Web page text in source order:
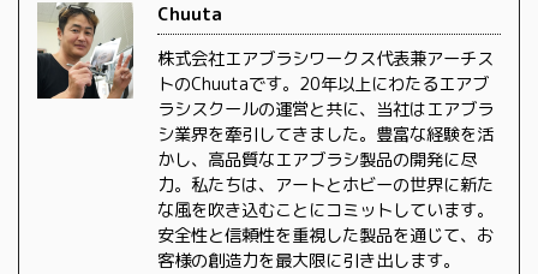
Chuuta
株式会社エアブラシワークス代表兼アーチス
トのChuutaです。20年以上にわたるエアブ
ラシスクールの運営と共に、当社はエアブラ
シ業界を牽引してきました。豊富な経験を活
かし、高品質なエアブラシ製品の開発に尽
力。私たちは、アートとホビーの世界に新た
な風を吹き込むことにコミットしています。
安全性と信頼性を重視した製品を通じて、お
客様の創造力を最大限に引き出します。